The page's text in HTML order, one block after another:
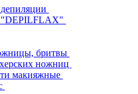
"DEPILFLAX"
бритвы
ножниц
макияжные